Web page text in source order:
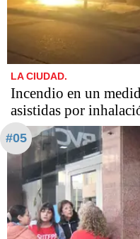
LA CIUDAD.
Incendio en un
asistidas por
#05